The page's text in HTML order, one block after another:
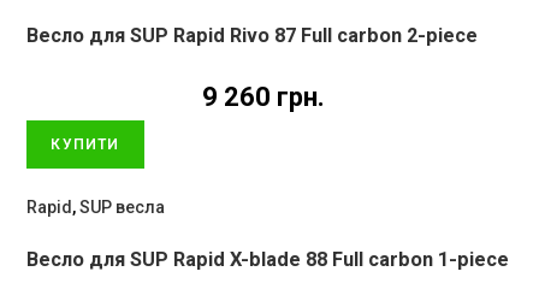
Весло для SUP Rapid Rivo 87 Full carbon 2-piece
грн.
9 260
КУПИТИ
Rapid ,SUP весла
Весло для SUP Rapid X-blade 88 Full carbon 1-piece